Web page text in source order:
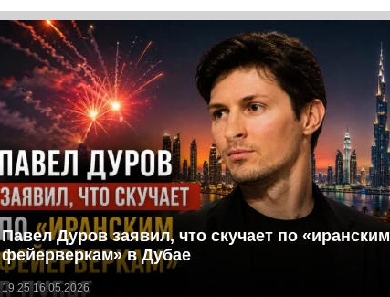
Павел Дуров заявил, что скучает по «иранским
фейерверкам» в Дубае
19:25 16.05.2026